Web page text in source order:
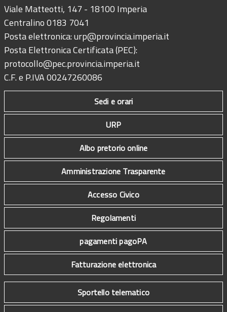
Viale Matteotti, 147 - 18100 Imperia
Centralino 0183 7041
Posta elettronica:urp@provincia.imperia.it
Posta Elettronica Certificata (PEC):
protocollo@pec.provincia.imperia.it
C.F. e P.IVA 00247260086
Sedi e orari
URP
Albo pretorio online
Amministrazione Trasparente
Accesso Civico
Regolamenti
pagamenti pagoPA
Fatturazione elettronica
Sportello telematico